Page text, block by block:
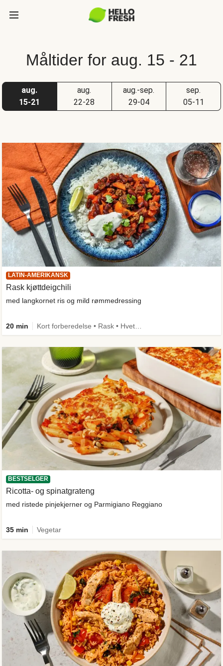
Måltider for aug. 15 - 21
aug.
15-21
aug.
22-28
aug.-sep.
29-04
sep.
05-11
BESTSELGER
Ricotta- og spinatgrateng
med ristede pinjekjerner og Parmigiano Reggiano
35 min Vegetar
LATIN-AMERIKANSK
Rask kjøttdeigchili
med langkornet ris og mild rømmedressing
20 min